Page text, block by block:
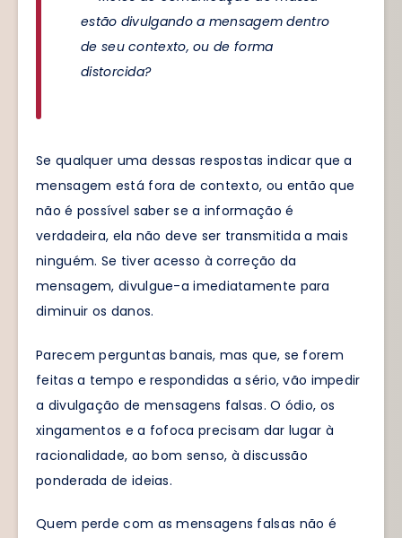
estão divulgando a mensagem dentro
de seu contexto, ou de forma
distorcida?
Se qualquer uma dessas respostas indicar que a
mensagem está fora de contexto, ou então que
não é possível saber se a informação é
verdadeira, ela não deve ser transmitida a mais
ninguém. Se tiver acesso à correção da
mensagem, divulgue-a imediatamente para
diminuir os danos.
Parecem perguntas banais, mas que, se forem
feitas a tempo e respondidas a sério, vão impedir
a divulgação de mensagens falsas. O ódio, os
xingamentos e a fofoca precisam dar lugar à
racionalidade, ao bom senso, à discussão
ponderada de ideias.
Quem perde com as mensagens falsas não é